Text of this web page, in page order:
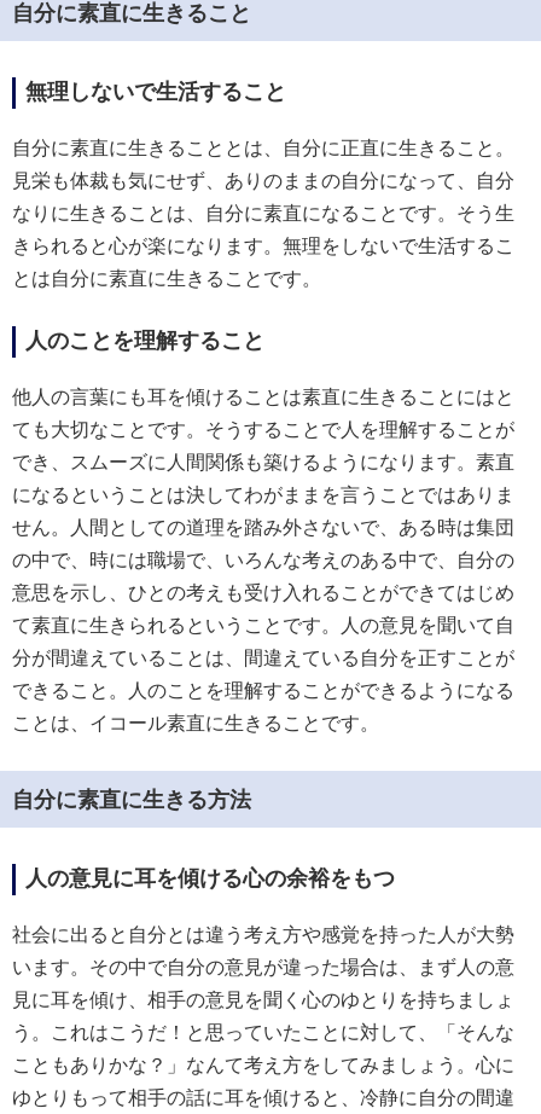
自分に素直に生きること
無理しないで生活すること
自分に素直に生きることとは、自分に正直に生きること。
見栄も体裁も気にせず、ありのままの自分になって、自分
なりに生きることは、自分に素直になることです。そう生
きられると心が楽になります。無理をしないで生活するこ
とは自分に素直に生きることです。
人のことを理解すること
他人の言葉にも耳を傾けることは素直に生きることにはと
ても大切なことです。そうすることで人を理解することが
でき、スムーズに人間関係も築けるようになります。素直
になるということは決してわがままを言うことではありま
せん。人間としての道理を踏み外さないで、ある時は集団
の中で、時には職場で、いろんな考えのある中で、自分の
意思を示し、ひとの考えも受け入れることができてはじめ
て素直に生きられるということです。人の意見を聞いて自
分が間違えていることは、間違えている自分を正すことが
できること。人のことを理解することができるようになる
ことは、イコール素直に生きることです。
自分に素直に生きる方法
人の意見に耳を傾ける心の余裕をもつ
社会に出ると自分とは違う考え方や感覚を持った人が大勢
います。その中で自分の意見が違った場合は、まず人の意
見に耳を傾け、相手の意見を聞く心のゆとりを持ちましょ
う。これはこうだ！と思っていたことに対して、「そんな
こともありかな？」なんて考え方をしてみましょう。心に
ゆとりもって相手の話に耳を傾けると、冷静に自分の間違